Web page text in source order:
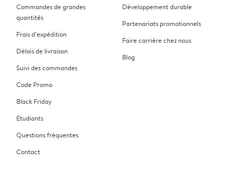
Commandes de grandes
quantités
Frais d’expédition
Délais de livraison
Suivi des commandes
Code Promo
Black Friday
Etudiants
Questions fréquentes
Contact
Développement durable
Partenariats promotionnels
Faire carrière chez nous
Blog